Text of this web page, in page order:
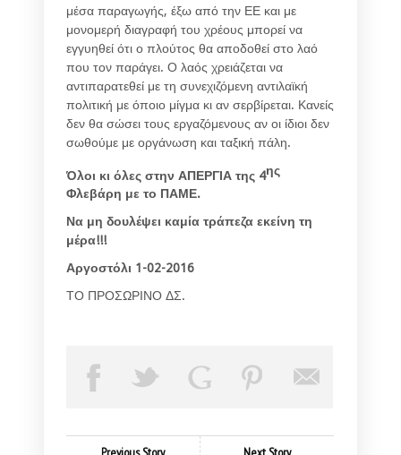
μέσα παραγωγής, έξω από την ΕΕ και με
μονομερή διαγραφή του χρέους μπορεί να
εγγυηθεί ότι ο πλούτος θα αποδοθεί στο λαό
που τον παράγει. Ο λαός χρειάζεται να
αντιπαρατεθεί με τη συνεχιζόμενη αντιλαϊκή
πολιτική με όποιο μίγμα κι αν σερβίρεται. Κανείς
δεν θα σώσει τους εργαζόμενους αν οι ίδιοι δεν
σωθούμε με οργάνωση και ταξική πάλη.
Όλοι κι όλες στην ΑΠΕΡΓΙΑ της 4ης
Φλεβάρη με το ΠΑΜΕ.
Να μη δουλέψει καμία τράπεζα εκείνη τη
μέρα!!!
Αργοστόλι 1-02-2016
ΤΟ ΠΡΟΣΩΡΙΝΟ ΔΣ.